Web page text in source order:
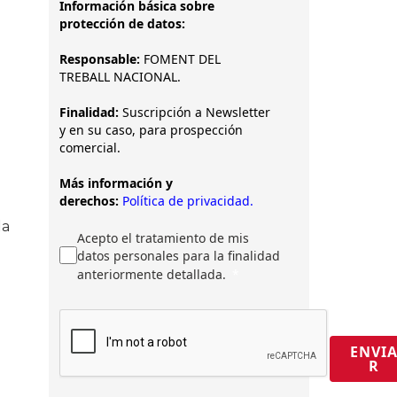
Información básica sobre
protección de datos:
Responsable: FOMENT DEL
TREBALL NACIONAL.
Finalidad: Suscripción a Newsletter
y en su caso, para prospección
comercial.
Más información y
derechos: Política de privacidad.
Acepto el tratamiento de mis
datos personales para la finalidad
anteriormente detallada.
ENVIA
R